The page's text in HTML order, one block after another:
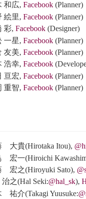
和広, Facebook (Planner)
絵里, Facebook (Planner)
彩, Facebook (Designer)
一星, Facebook (Planner)
友美, Facebook (Planner)
浩幸, Facebook
亘宏, Facebook (Planner)
重智, Facebook (Planner)
大貴(Hirotaka Itou),
宏一(Hiroichi
宏之(Hiroyuki Sato),
之(Hal Seki:@hal_sk),
祐介(Takagi Yuusuke: